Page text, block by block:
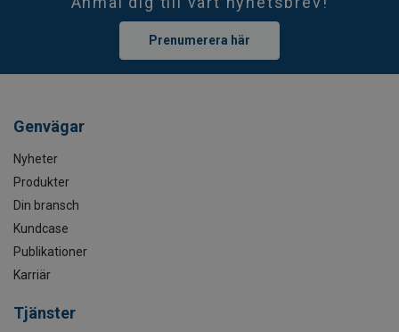
Prenumerera här
Genvägar
Nyheter
Produkter
Din bransch
Kundcase
Publikationer
Karriär
Tjänster